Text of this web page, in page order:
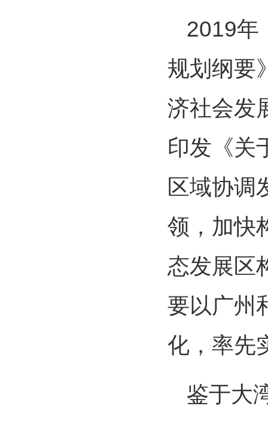
2019年
规划纲要
济社会发
印发《关
区域协调
领，加快
态发展区
要以广州
化，率先
鉴于大